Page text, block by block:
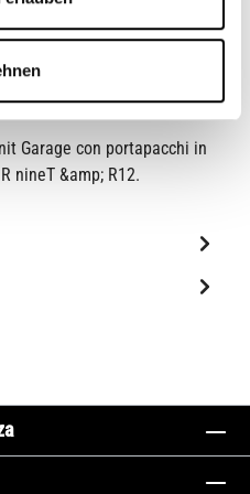
Garage con portapacchi in
nineT &amp; R12.